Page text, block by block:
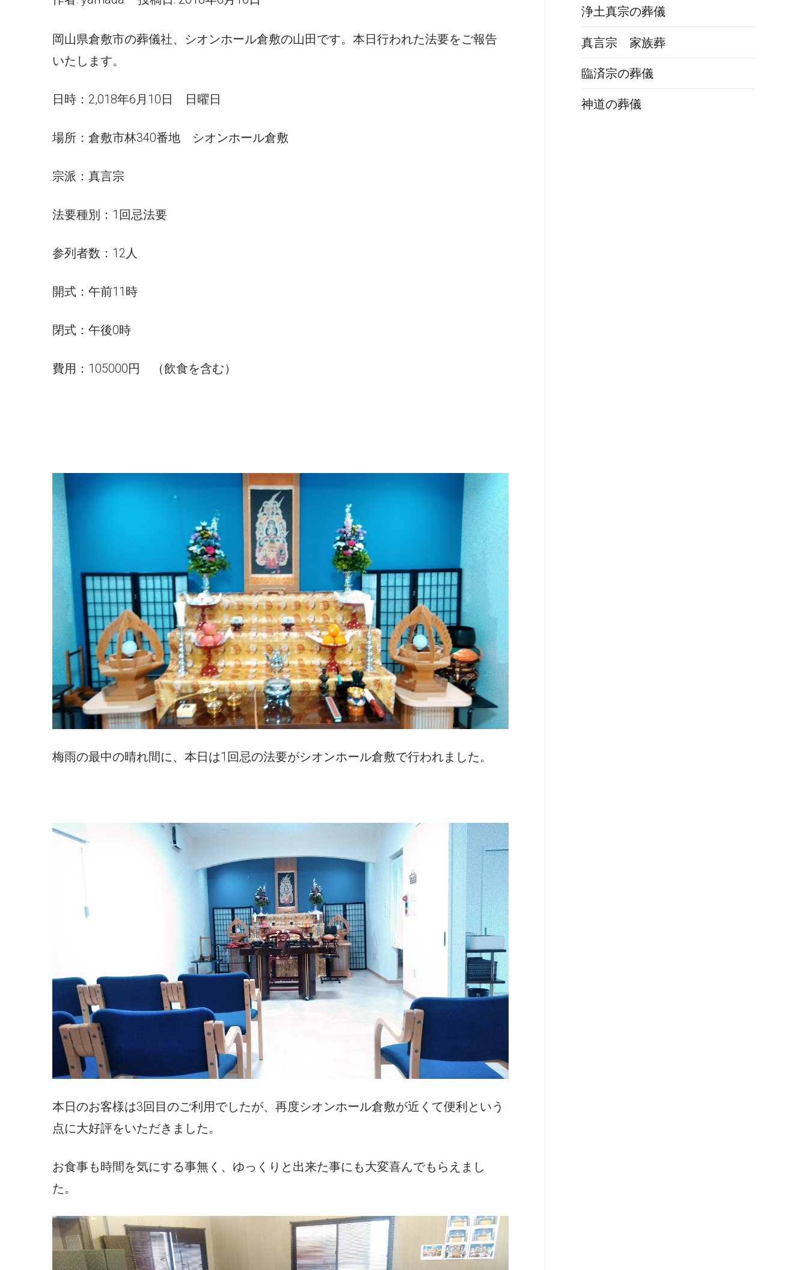
岡山県倉敷市の葬儀社、シオンホール倉敷の山田です。本日行われた法要をご報告
いたします。
日時：2,018年6月10日 日曜日
場所：倉敷市林340番地 シオンホール倉敷
宗派：真言宗
法要種別：1回忌法要
参列者数：12人
開式：午前11時
閉式：午後0時
費用：105000円 （飲食を含む）
梅雨の最中の晴れ間に、本日は1回忌の法要がシオンホール倉敷で行われました。
本日のお客様は3回目のご利用でしたが、再度シオンホール倉敷が近くて便利という
点に大好評をいただきました。
お食事も時間を気にする事無く、ゆっくりと出来た事にも大変喜んでもらえまし
た。
浄土真宗の葬儀
真言宗 家族葬
臨済宗の葬儀
神道の葬儀